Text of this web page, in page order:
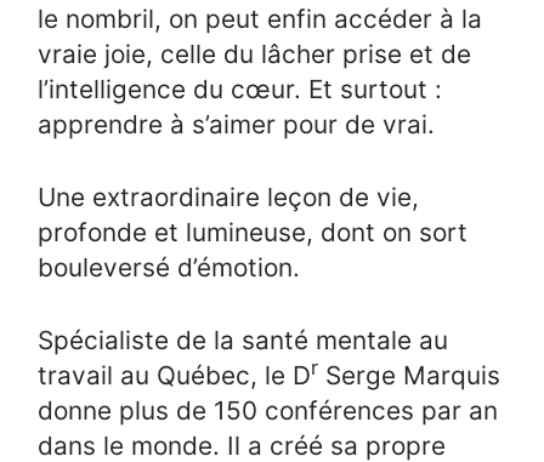
le nombril, on peut enfin accéder à la
vraie joie, celle du lâcher prise et de
l’intelligence du cœur. Et surtout :
apprendre à s’aimer pour de vrai.
Une extraordinaire leçon de vie,
profonde et lumineuse, dont on sort
bouleversé d’émotion.
Spécialiste de la santé mentale au
travail au Québec, le Dr Serge Marquis
donne plus de 150 conférences par an
dans le monde. Il a créé sa propre